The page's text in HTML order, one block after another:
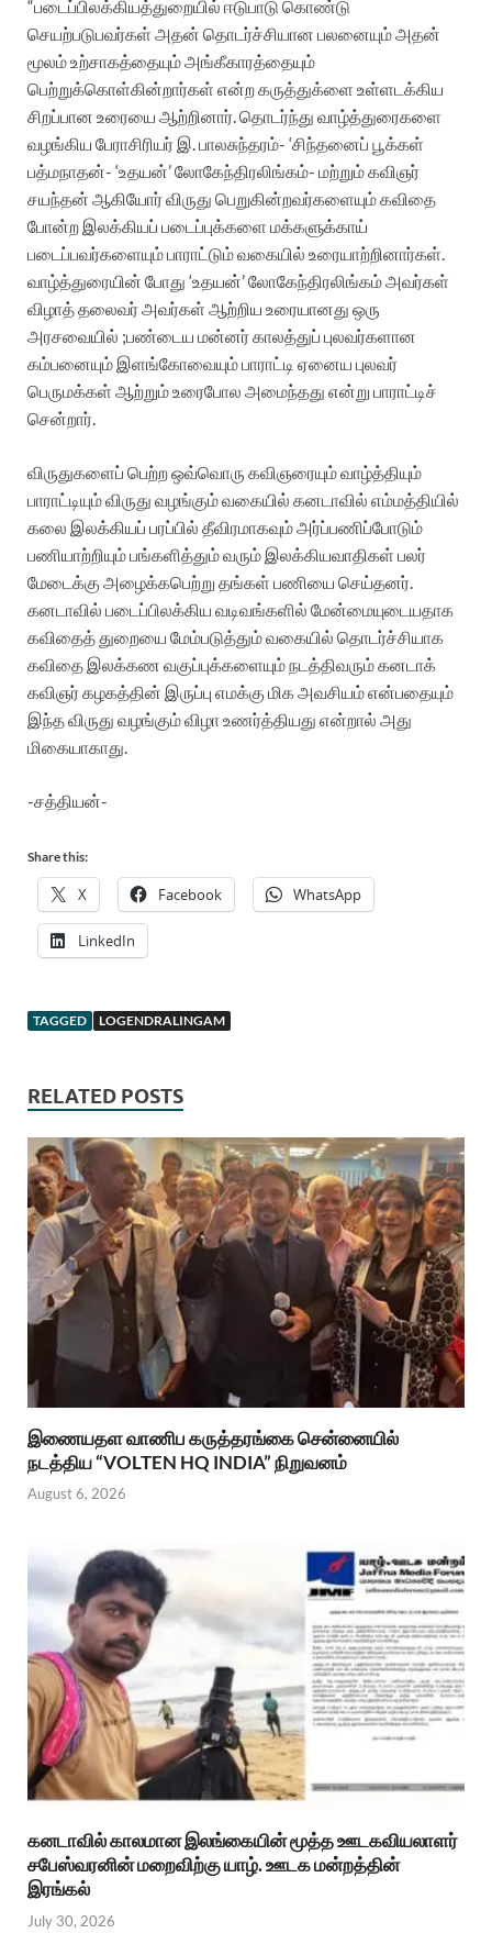
“படைப்பிலக்கியத்துறையில் ஈடுபாடு கொண்டு
செயற்படுபவர்கள் அதன் தொடர்ச்சியான பலனையும் அதன்
மூலம் உற்சாகத்தையும் அங்கீகாரத்தையும்
பெற்றுக்கொள்கின்றார்கள் என்ற கருத்துக்ளை உள்ளடக்கிய
சிறப்பான உரையை ஆற்றினார். தொடர்ந்து வாழ்த்துரைகளை
வழங்கிய பேராசிரியர் இ. பாலசுந்தரம்- ‘சிந்தனைப் பூக்கள்
பத்மநாதன்- ‘உதயன்’ லோகேந்திரலிங்கம்- மற்றும் கவிஞர்
சயந்தன் ஆகியோர் விருது பெறுகின்றவர்களையும் கவிதை
போன்ற இலக்கியப் படைப்புக்களை மக்களுக்காய்
படைப்பவர்களையும் பாராட்டும் வகையில் உரையாற்றினார்கள்.
வாழ்த்துரையின் போது ‘உதயன்’ லோகேந்திரலிங்கம் அவர்கள்
விழாத் தலைவர் அவர்கள் ஆற்றிய உரையானது ஒரு
அரசவையில் ;பண்டைய மன்னர் காலத்துப் புலவர்களான
கம்பனையும் இளங்கோவையும் பாராட்டி ஏனைய புலவர்
பெருமக்கள் ஆற்றும் உரைபோல அமைந்தது என்று பாராட்டிச்
சென்றார்.
விருதுகளைப் பெற்ற ஒவ்வொரு கவிஞரையும் வாழ்த்தியும்
பாராட்டியும் விருது வழங்கும் வகையில் கனடாவில் எம்மத்தியில்
கலை இலக்கியப் பரப்பில் தீவிரமாகவும் அர்ப்பணிப்போடும்
பணியாற்றியும் பங்களித்தும் வரும் இலக்கியவாதிகள் பலர்
மேடைக்கு அழைக்கபெற்று தங்கள் பணியை செய்தனர்.
கனடாவில் படைப்பிலக்கிய வடிவங்களில் மேன்மையுடையதாக
கவிதைத் துறையை மேம்படுத்தும் வகையில் தொடர்ச்சியாக
கவிதை இலக்கண வகுப்புக்களையும் நடத்திவரும் கனடாக்
கவிஞர் கழகத்தின் இருப்பு எமக்கு மிக அவசியம் என்பதையும்
இந்த விருது வழங்கும் விழா உணர்த்தியது என்றால் அது
மிகையாகாது.
-சத்தியன்-
Share this:
X Facebook WhatsApp
LinkedIn
TAGGED LOGENDRALINGAM
RELATED POSTS
இணையதள வாணிப கருத்தரங்கை சென்னையில்
நடத்திய “VOLTEN HQ INDIA” நிறுவனம்
August 6, 2026
கனடாவில் காலமான இலங்கையின் மூத்த ஊடகவியலாளர்
சபேஸ்வரனின் மறைவிற்கு யாழ். ஊடக மன்றத்தின்
இரங்கல்
July 30, 2026